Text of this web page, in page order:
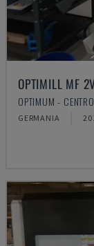
OPTIMILL MF
OPTIMUM -
GERMANIA